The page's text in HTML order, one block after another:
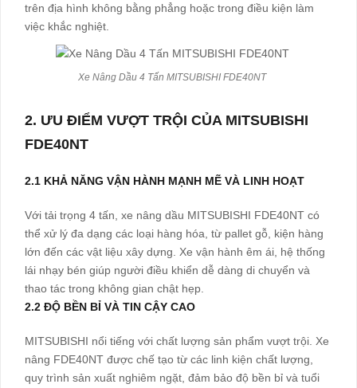
trên địa hình không bằng phẳng hoặc trong điều kiện làm
việc khắc nghiệt.
Xe Nâng Dầu 4 Tấn MITSUBISHI FDE40NT
2. ƯU ĐIỂM VƯỢT TRỘI CỦA MITSUBISHI
FDE40NT
2.1 KHẢ NĂNG VẬN HÀNH MẠNH MẼ VÀ LINH HOẠT
Với tải trọng 4 tấn, xe nâng dầu MITSUBISHI FDE40NT có
thể xử lý đa dạng các loại hàng hóa, từ pallet gỗ, kiện hàng
lớn đến các vật liệu xây dựng. Xe vận hành êm ái, hệ thống
lái nhạy bén giúp người điều khiển dễ dàng di chuyển và
thao tác trong không gian chật hẹp.
2.2 ĐỘ BỀN BỈ VÀ TIN CẬY CAO
MITSUBISHI nổi tiếng với chất lượng sản phẩm vượt trội. Xe
nâng FDE40NT được chế tạo từ các linh kiện chất lượng,
quy trình sản xuất nghiêm ngặt, đảm bảo độ bền bỉ và tuổi